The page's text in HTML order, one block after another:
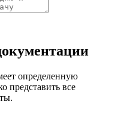
определенную
представить все